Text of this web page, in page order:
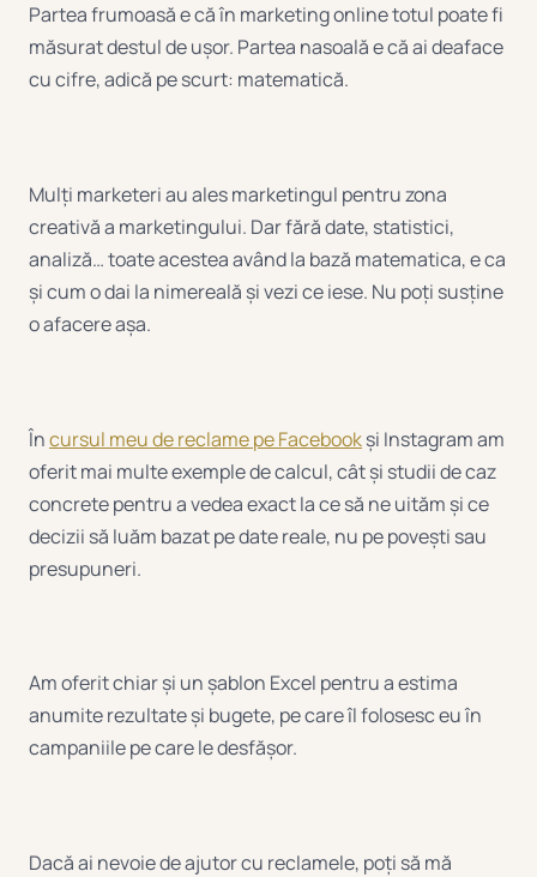
Partea frumoasă e că în marketing online totul poate fi
măsurat destul de ușor. Partea nasoală e că ai deaface
cu cifre, adică pe scurt: matematică.
Mulți marketeri au ales marketingul pentru zona
creativă a marketingului. Dar fără date, statistici,
analiză… toate acestea având la bază matematica, e ca
și cum o dai la nimereală și vezi ce iese. Nu poți susține
o afacere așa.
Încursul meu de reclame pe Facebookși Instagram am
oferit mai multe exemple de calcul, cât și studii de caz
concrete pentru a vedea exact la ce să ne uităm și ce
decizii să luăm bazat pe date reale, nu pe povești sau
presupuneri.
Am oferit chiar și un șablon Excel pentru a estima
anumite rezultate și bugete, pe care îl folosesc eu în
campaniile pe care le desfășor.
Dacă ai nevoie de ajutor cu reclamele, poți să mă